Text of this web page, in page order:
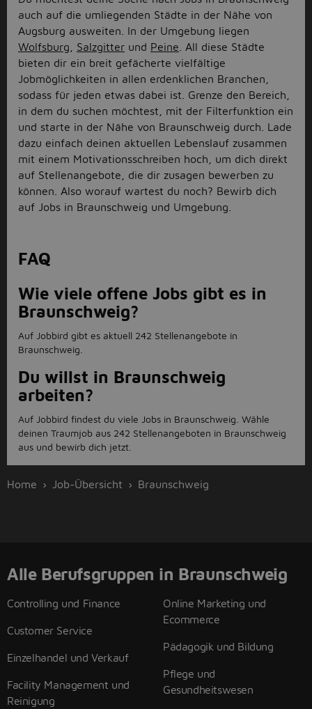
auch auf die umliegenden Städte in der Nähe von
Augsburg ausweiten. In der Umgebung liegen
Wolfsburg
Salzgitter und Peine . All diese Städte
bieten dir ein breit gefächerte vielfältige
Jobmöglichkeiten in allen erdenklichen Branchen,
sodass für jeden etwas dabei ist. Grenze den Bereich,
in dem du suchen möchtest, mit der Filterfunktion ein
und starte in der Nähe von Braunschweig durch. Lade
dazu einfach deinen aktuellen Lebenslauf zusammen
mit einem Motivationsschreiben hoch, um dich direkt
auf Stellenangebote, die dir zusagen bewerben zu
können. Also worauf wartest du noch? Bewirb dich
auf Jobs in Braunschweig und Umgebung.
FAQ
Wie viele offene Jobs gibt es in
Braunschweig?
Auf Jobbird gibt es aktuell 242 Stellenangebote in
Braunschweig.
Du willst in Braunschweig
arbeiten?
Auf Jobbird findest du viele Jobs in Braunschweig. Wähle
deinen Traumjob aus 242 Stellenangeboten in Braunschweig
aus und bewirb dich jetzt.
Home Job-Übersicht Braunschweig
Alle Berufsgruppen in Braunschweig
Controlling und Finance
Customer Service
Einzelhandel und Verkauf
Facility Management und
Reinigung
Online Marketing und
Ecommerce
Pädagogik und Bildung
Pflege und
Gesundheitswesen